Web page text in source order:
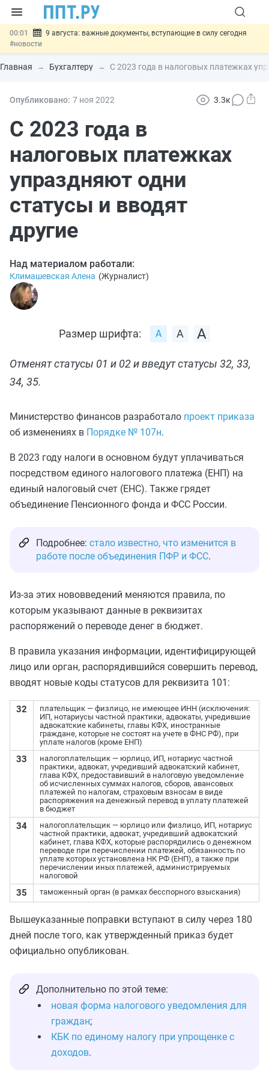
00:01
9 августа: важные документы, вступающие в силу сегодня
#новости
07.08 Подписан закон о блокировке продажи опасных товаров через
«Честный знак»#новости
07.08 Госпошлину за устранение ошибок в документах предлагают
07.08
Важно
отношений #новости
Главная Бухгалтеру С 2023 года в налоговых платежках
Опубликовано: 7 ноя 2022 3.3к
С 2023 года в
налоговых платежках
упраздняют одни
статусы и вводят
другие
Над материалом работали:
Климашевская Алена (Журналист)
Размер шрифта:
Отменят статусы 01 и 02 и введут статусы 32, 33,
34, 35.
Министерство финансов разработало проект приказа
об изменениях в Порядке № 107н.
В 2023 году налоги в основном будут уплачиваться
посредством единого налогового платежа (ЕНП) на
единый налоговый счет (ЕНС). Также грядет
объединение Пенсионного фонда и ФСС России.
Подробнее: стало известно, что изменится в
работе после объединения ПФР и ФСС.
Из-за этих нововведений меняются правила, по
которым указывают данные в реквизитах
распоряжений о переводе денег в бюджет.
В правила указания информации, идентифицирующей
лицо или орган, распорядившийся совершить перевод,
вводят новые коды статусов для реквизита 101:
32
плательщик — физлицо, не имеющее ИНН (исключения:
ИП, нотариусы частной практики, адвокаты, учредившие
адвокатские кабинеты, главы КФХ, иностранные
граждане, которые не состоят на учете в ФНС РФ), при
уплате налогов (кроме ЕНП)
33
налогоплательщик — юрлицо, ИП, нотариус частной
практики, адвокат, учредивший адвокатский кабинет,
глава КФХ, предоставивший в налоговую уведомление
об исчисленных суммах налогов, сборов, авансовых
платежей по налогам, страховым взносам в виде
распоряжения на денежный перевод в уплату платежей
в бюджет
34
налогоплательщик — юрлицо или физлицо, ИП, нотариус
частной практики, адвокат, учредивший адвокатский
кабинет, глава КФХ, которые распорядились о денежном
переводе при перечислении платежей, обязанность по
уплате которых установлена НК РФ (ЕНП), а также при
перечислении иных платежей, администрируемых
налоговой
35 таможенный орган (в рамках бесспорного взыскания)
Вышеуказанные поправки вступают в силу через 180
дней после того, как утвержденный приказ будет
официально опубликован.
Дополнительно по этой теме:
новая форма налогового уведомления для
граждан;
КБК по единому налогу при упрощенке с
доходов.